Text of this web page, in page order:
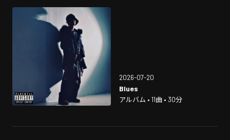
2026-07-20
Blues
アルバム • 11曲 • 30分